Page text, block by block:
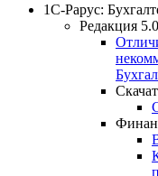
1С-Рарус:
Редакция 5.0